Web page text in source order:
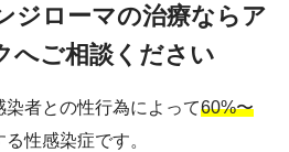
ジローマの治療ならア
へご相談ください
者との性行為によって60%〜
る性感染症です。